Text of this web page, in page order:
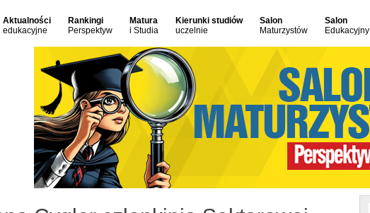
Aktualności
edukacyjne
Rankingi
Perspektyw
Matura
i Studia
Kierunki studiów
uczelnie
Salon
Maturzystów
Salon
Edukacyjny